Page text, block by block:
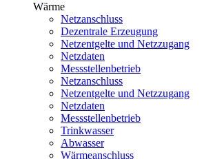
Wärme
Netzanschluss
Dezentrale Erzeugung
Netzentgelte und Netzzugang
Netzdaten
Messstellenbetrieb
Netzanschluss
Netzentgelte und Netzzugang
Netzdaten
Messstellenbetrieb
Trinkwasser
Abwasser
Wärmeanschluss